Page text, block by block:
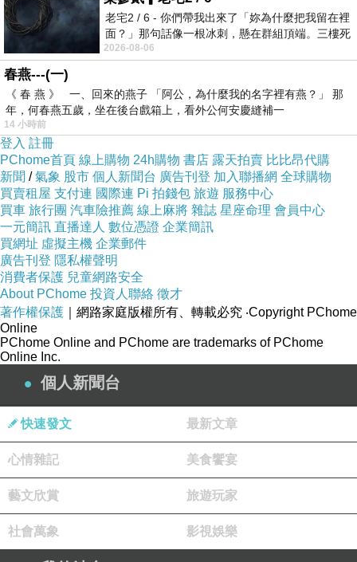
眾見者皆悉歡喜 彼阿難比丘為說法，優婆夷聞
者無有厭足，是謂阿難比丘，四未曾有法。」爾
時諸比丘聞佛所說，歡喜奉行。佛說四未曾有
經。
（有一經，經名譯主諸藏皆同，而國宋兩本文義
全同，始終唯說造塔功德，末雖結名未曾有法，
然一經始末，無四字之義，此丹本經，說轉輪聖
王有四未曾有法，以喻阿難亦有四未曾有法，按
開元錄若函中，有四未曾有經，云與增一阿含，
八難品同本異譯，今撿之丹本即是也。其國宋本
經，即前毀函中，未曾有經。後漢失譯人名，出
古舊錄者耳。意者宋藏於此若函中，失真四未曾
有經。而得毀函中未曾有經，以為名脫四字，遂
加四字重編於此錯也。噫錯之失凡有四焉，失真
四未曾有經，一也。未曾有經一本重載，二也。
又彼失譯而為法護譯，三也。彼是大乘而抑之，
編此小乘藏中，四也。故去宋經而取丹本，後賢
欲知今所去經，是何等者？請見毀函未曾有經，
即是耳。）
老宅2 / 6 - 你們帶我出來了「妳為什麼把我留在裡
面？」那句話像一根冰刺，懸在群組頂端。三樓死
死盯著照片裡的人。那個人確實站在
2026-08-06
春燕---(一)
《 春 燕 》 一、回來的燕子 「阿公，為什麼我的名字裡有燕？」 那
年，何春燕五歲，坐在後台戲箱上，看外公何安慶縫補一
14 小時前
登入 註冊
PChome首頁 線上購物 24h購物 書店 露天拍賣 比比昂代購
新聞 /氣象 股市 個人新聞台 廣告刊登 加入聯播網 全球購物
買賣租屋 支付連 國際連 Pi 拍錢包 旅遊 服務中心
買車 旅行團 汽車險推薦 線上麻將 雜誌 星座命理 會員中心
一元簡訊 直播達人 數位憑證 企業簡訊
買網址 虛擬主機 企業郵件
廣告刊登 隱私權聲明
消費者保護 兒童網路安全
About PChome 投資人聯絡 徵才
著作權保護 ｜網路家庭版權所有、轉載必究 ‧Copyright PChome
Online
PChome Online and PChome are trademarks of PChome
Online Inc.
個人新聞台
快速發文 最新文章
心情雜記 美食饗宴
藝文欣賞 旅遊玩家
社會萬象 影視娛樂